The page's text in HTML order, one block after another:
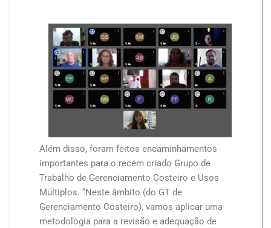
Além disso, foram feitos encaminhamentos
importantes para o recém criado Grupo de
Trabalho de Gerenciamento Costeiro e Usos
Múltiplos. “Neste âmbito (do GT de
Gerenciamento Costeiro), vamos aplicar uma
metodologia para a revisão e adequação de